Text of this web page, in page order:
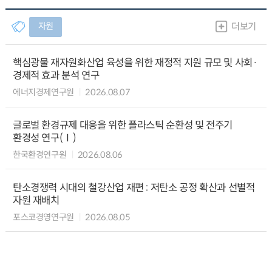
자원 더보기
핵심광물 재자원화산업 육성을 위한 재정적 지원 규모 및 사회·
경제적 효과 분석 연구
에너지경제연구원 2026.08.07
글로벌 환경규제 대응을 위한 플라스틱 순환성 및 전주기
환경성 연구(Ⅰ)
한국환경연구원 2026.08.06
탄소경쟁력 시대의 철강산업 재편 : 저탄소 공정 확산과 선별적
자원 재배치
포스코경영연구원 2026.08.05